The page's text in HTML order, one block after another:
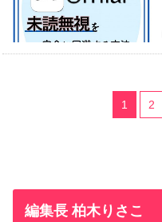
1 2
編集長 柏木りさこ